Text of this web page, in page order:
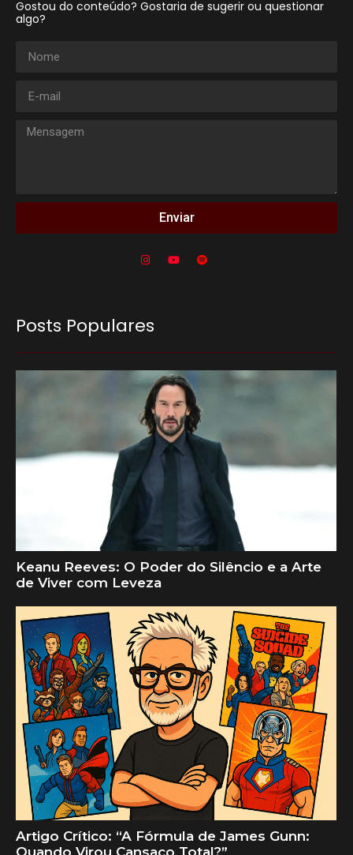
Gostou do conteúdo? Gostaria de sugerir ou questionar
algo?
Enviar
Posts Populares
Keanu Reeves: O Poder do Silêncio e a Arte
de Viver com Leveza
Artigo Crítico: “A Fórmula de James Gunn: